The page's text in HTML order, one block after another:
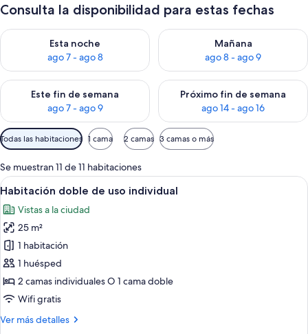
Consulta la disponibilidad para estas fechas
Esta noche
ago 7 - ago 8
Consulta la disponibilidad para esta noche, ago 7 - ago 8
Mañana
ago 8 - ago 9
Consulta la disponibilidad
Este fin de semana
ago 7 - ago 9
Consulta la disponibilidad para este fin de semana, ago 7 -
Próximo fin de semana
ago 14 - ago 16
Consulta la disponibilidad
Filtros
disponibles
para
las
habitaciones
Todas las habitaciones 1 cama 2 camas 3 camas o más
Se muestran 11 de 11 habitaciones
Abrir
todas
las
fotos
de
Habitación
doble
de
individual
Una habitación de hotel con cama,
9
Habitación doble de uso individual
Vistas a la ciudad
25 m²
1 habitación
1 huésped
2 camas individuales O 1 cama doble
Wifi gratis
Ver más detalles
Más